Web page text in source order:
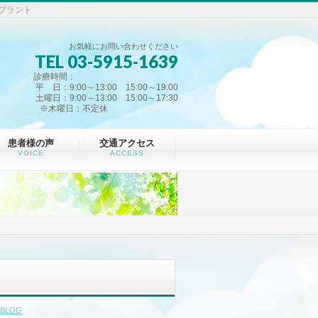
ント
お気軽にお問い合わせください
TEL 03-5915-1639
診療時間：
平 日：9:00～13:00 15:00～19:00
土曜日：9:00～13:00 15:00～17:30
※木曜日：不定休
患者様の声
VOICE
交通アクセス
ACCESS